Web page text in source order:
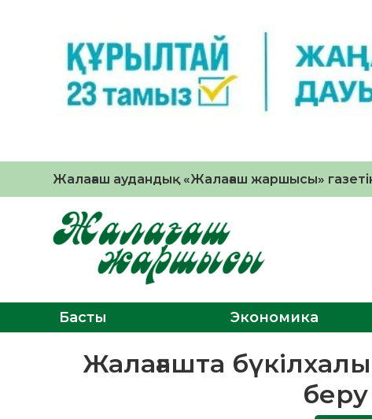
Жалағаш аудандық «Жалағаш жаршысы»
Басты Экономика
Жалағашта